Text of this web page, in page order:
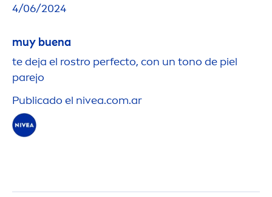
4/06/2024
muy buena
te deja el rostro perfecto, con un tono de piel
parejo
Publicado el nivea.com.ar